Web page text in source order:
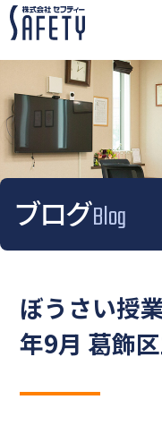
ブログBlog
ぼうさい授
年9月 葛飾